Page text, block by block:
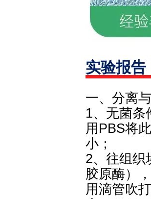
实验报告
一、分离
1、无菌条
用PBS将
小；
2、往组织
胶原酶）
用滴管吹